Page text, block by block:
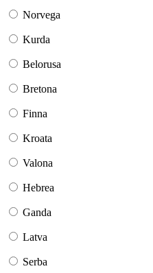
Norvega
Kurda
Belorusa
Bretona
Finna
Kroata
Valona
Hebrea
Ganda
Latva
Serba